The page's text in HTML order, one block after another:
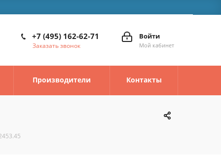
Войти
Мой кабинет
+7 (495) 162-62-71
Заказать звонок
Производители Контакты